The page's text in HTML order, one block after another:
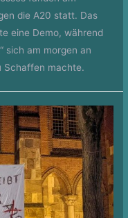
die A20 statt. Das
eine Demo, während
sich am morgen an
Schaffen machte.